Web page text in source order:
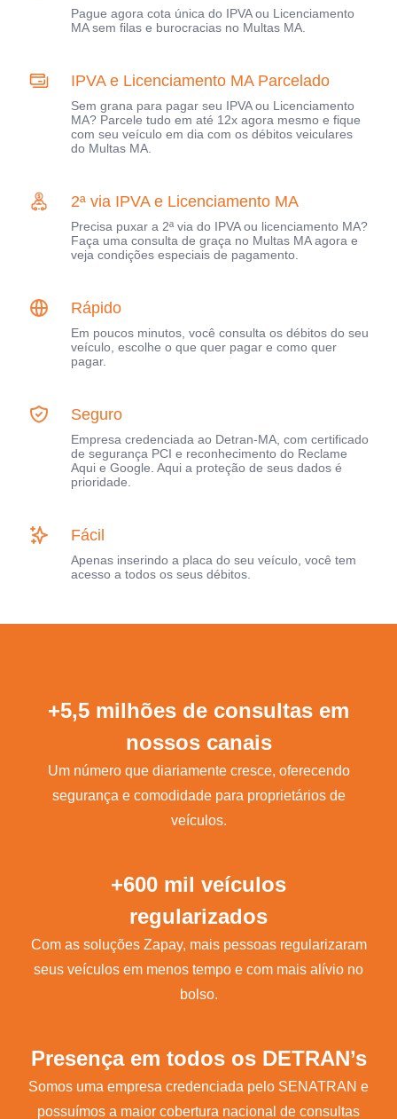
Pague agora cota única do IPVA ou Licenciamento
MA sem filas e burocracias no Multas MA.
IPVA e Licenciamento MA Parcelado
Sem grana para pagar seu IPVA ou Licenciamento
MA? Parcele tudo em até 12x agora mesmo e fique
com seu veículo em dia com os débitos veiculares
do Multas MA.
2ª via IPVA e Licenciamento MA
Precisa puxar a 2ª via do IPVA ou licenciamento MA?
Faça uma consulta de graça no Multas MA agora e
veja condições especiais de pagamento.
Rápido
Em poucos minutos, você consulta os débitos do seu
veículo, escolhe o que quer pagar e como quer
pagar.
Seguro
Empresa credenciada ao Detran-MA, com certificado
de segurança PCI e reconhecimento do Reclame
Aqui e Google. Aqui a proteção de seus dados é
prioridade.
Fácil
Apenas inserindo a placa do seu veículo, você tem
acesso a todos os seus débitos.
+5,5 milhões de consultas em
nossos canais
Um número que diariamente cresce, oferecendo
segurança e comodidade para proprietários de
veículos.
+600 mil veículos
regularizados
Com as soluções Zapay, mais pessoas regularizaram
seus veículos em menos tempo e com mais alívio no
bolso.
Presença em todos os DETRAN’s
Somos uma empresa credenciada pelo SENATRAN e
possuímos a maior cobertura nacional de consultas